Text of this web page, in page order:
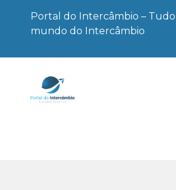
Portal do Intercâmbio –
mundo do Intercâmbio